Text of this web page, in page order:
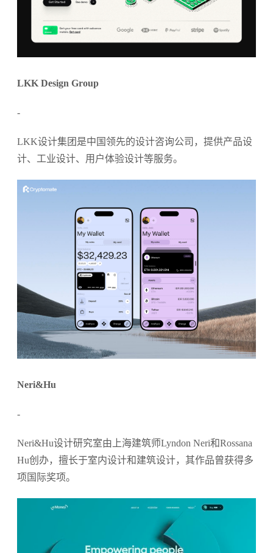
LKK Design Group
-
LKK设计集团是中国领先的设计咨询公司，提供产品设
计、工业设计、用户体验设计等服务。
Neri&Hu
-
Neri&Hu设计研究室由上海建筑师Lyndon Neri和Rossana
Hu创办，擅长于室内设计和建筑设计，其作品曾获得多
项国际奖项。